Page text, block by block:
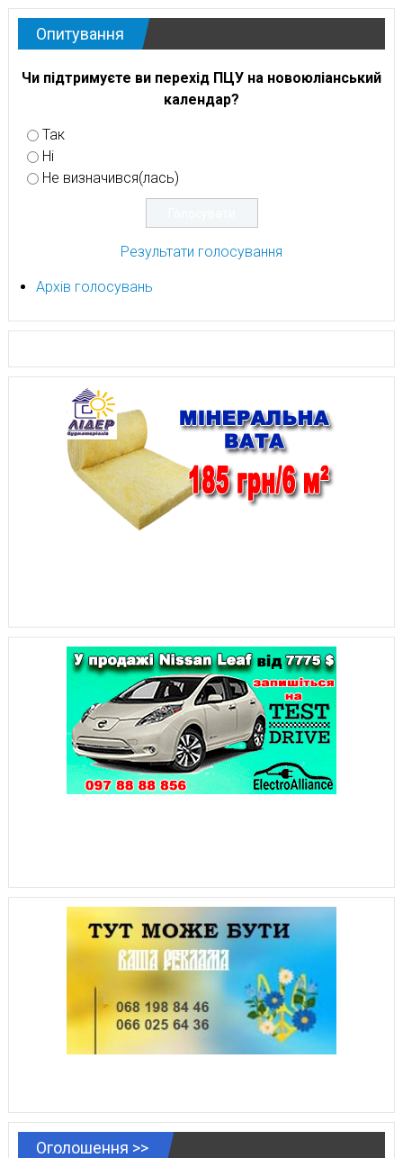
Опитування
Чи підтримуєте ви перехід ПЦУ на новоюліанський
календар?
Так
Ні
Не визначився(лась)
Результати голосування
Архів голосувань
Оголошення >>